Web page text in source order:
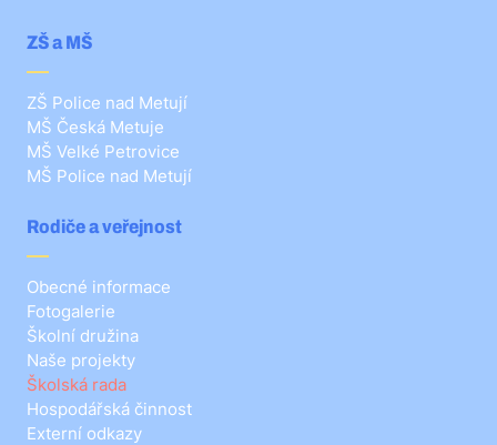
ZŠ a MŠ
ZŠ Police nad Metují
MŠ Česká Metuje
MŠ Velké Petrovice
MŠ Police nad Metují
Rodiče a veřejnost
Obecné informace
Fotogalerie
Školní družina
Naše projekty
Školská rada
Hospodářská činnost
Externí odkazy